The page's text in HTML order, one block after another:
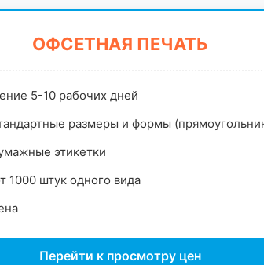
ОФСЕТНАЯ ПЕЧАТЬ
5-10 рабочих дней
размеры и формы
этикетки
1000 штук одного вида
Перейти к просмотру цен